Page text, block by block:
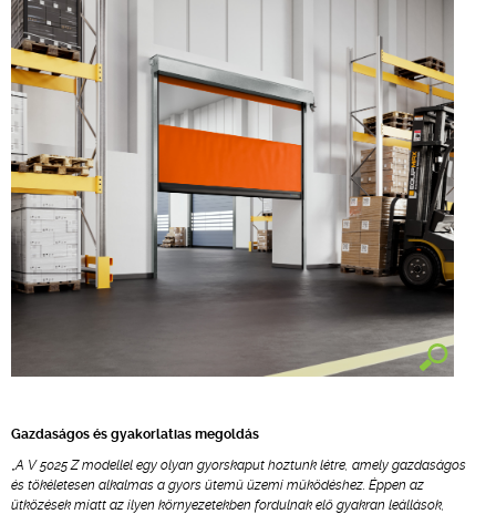
Gazdaságos és gyakorlatias megoldás
„A V 5025 Z modellel egy olyan gyorskaput hoztunk létre, amely gazdaságos
és tökéletesen alkalmas a gyors ütemű üzemi működéshez. Éppen az
ütközések miatt az ilyen környezetekben fordulnak elő gyakran leállások,